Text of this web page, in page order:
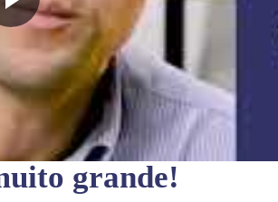
grande!